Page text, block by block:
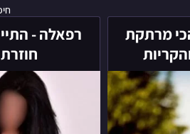
מרתקת
רפאלה -